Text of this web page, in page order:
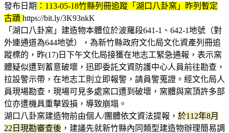
發布日期 ：113-05-18竹縣列冊追蹤「湖口八卦窯」昨列暫定
古蹟 https://bit.ly/3K93nkK
「湖口八卦窯」建造物本體位於波羅段641-1、642-1地號（對
外連通道為644地號），為新竹縣政府文化局文化資產列冊追
蹤標的，昨(17)日下午文化局接獲在地志工緊急通報，表示窯
體疑似遭到蓄意破壞，迅即委託文資防護中心人員前往勘查，
拉設警示帶，在地志工則立即報警，請員警蒐證。經文化局人
員現場勘查，現場可見多處窯口遭到破壞，窯體與窯頂許多部
位亦遭機具重擊毀損，導致崩塌。
湖口八卦窯建造物前由個人/團體依文資法提報， 於112年8月
22日現勘審查後 ，建議先就新竹縣內同類型建造物辦理簡易調